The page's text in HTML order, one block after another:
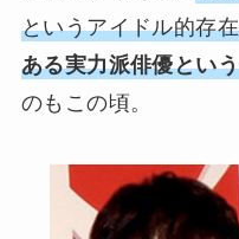
というアイドル的存
ある実力派俳優とい
のもこの頃。